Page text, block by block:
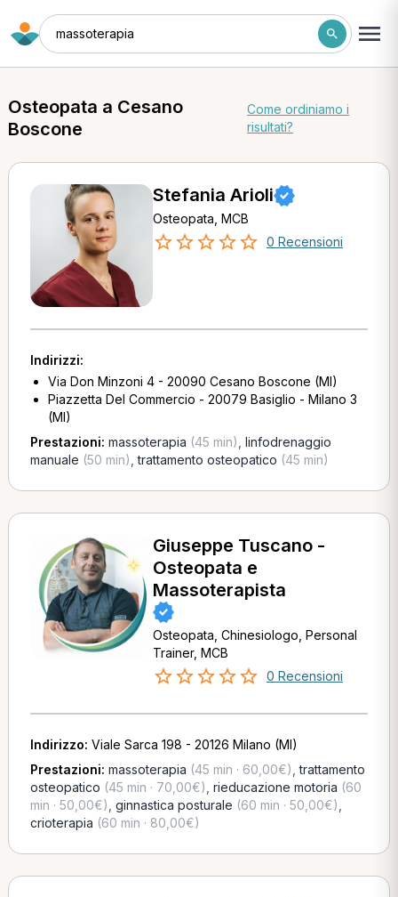
massoterapia
Osteopata a Cesano
Boscone
Come ordiniamo i
risultati?
Stefania Arioli
Osteopata, MCB
0 Recensioni
Indirizzi:
Via Don Minzoni 4 - 20090 Cesano Boscone (MI)
Piazzetta Del Commercio - 20079 Basiglio - Milano 3
(MI)
Prestazioni: massoterapia (45 min) linfodrenaggio
manuale (50 min) ,trattamento osteopatico (45 min)
Giuseppe Tuscano -
Osteopata e
Massoterapista
Osteopata, Chinesiologo, Personal
Trainer, MCB
0 Recensioni
Indirizzo: Viale Sarca 198 - 20126 Milano (MI)
Prestazioni: massoterapia (45 min · 60,00€) ,trattamento
osteopatico (45 min · 70,00€) rieducazione motoria (60
min · 50,00€) ginnastica posturale (60 min · 50,00€)
crioterapia (60 min · 80,00€)